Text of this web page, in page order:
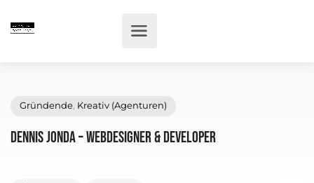
Dennis Jonda – Webdesigner & Developer